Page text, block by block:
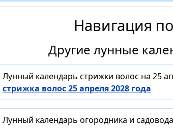
Навигация
Другие лунные
Лунный календарь стрижки волос на 25
стрижка волос 25 апреля 2028 года
Лунный календарь огородника и